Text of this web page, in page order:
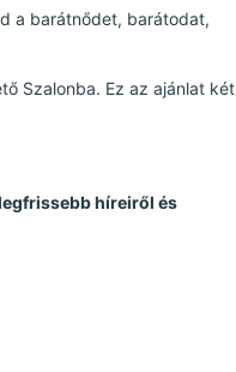
a barátnődet, barátodat,
Szalonba. Ez az ajánlat két
híreiről és